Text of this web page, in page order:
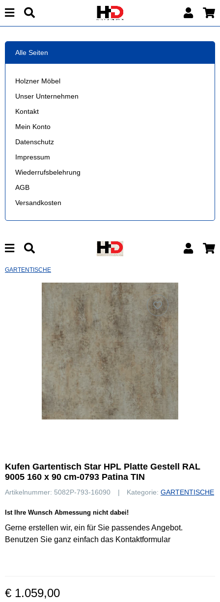
Alle Seiten
Holzner Möbel
Unser Unternehmen
Kontakt
Mein Konto
Datenschutz
Impressum
Wiederrufsbelehrung
AGB
Versandkosten
GARTENTISCHE
Kufen Gartentisch Star HPL Platte Gestell RAL
9005 160 x 90 cm-0793 Patina TIN
Artikelnummer: 5082P-793-16090 Kategorie: GARTENTISCHE
Ist Ihre Wunsch Abmessung nicht dabei!
Gerne erstellen wir, ein für Sie passendes Angebot.
Benutzen Sie ganz einfach das Kontaktformular
€ 1.059,00